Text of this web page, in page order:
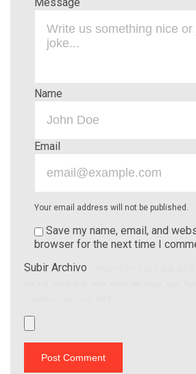
Message
Name
Email
Your email address will not be published.
Save my name, email, and
browser for the next time I
Subir Archivo